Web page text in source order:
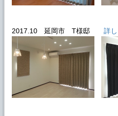
2017.10 延岡市 T様邸 詳